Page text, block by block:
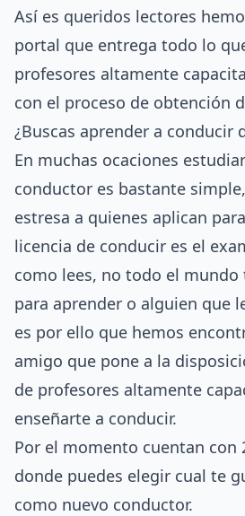
Así es queridos lectores
portal que entrega todo lo
profesores altamente
con el proceso de obtención
¿Buscas aprender a conducir
En muchas ocaciones
conductor es bastante
estresa a quienes aplican
licencia de conducir es el
como lees, no todo el mundo
para aprender o alguien que
es por ello que hemos
amigo que pone a la
de profesores altamente
enseñarte a conducir.
Por el momento cuentan con
donde puedes elegir cual te
como nuevo conductor.